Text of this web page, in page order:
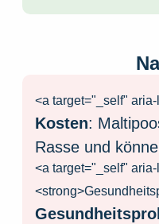
<a target="_self"
Kosten:
Rasse und
<a target="_self"